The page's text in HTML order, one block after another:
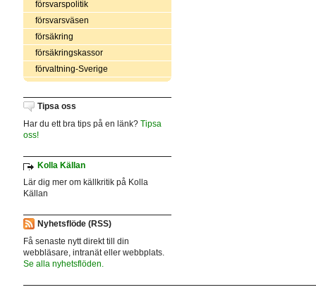
försvarspolitik
försvarsväsen
försäkring
försäkringskassor
förvaltning-Sverige
Tipsa oss
Har du ett bra tips på en länk? Tipsa
oss!
Kolla Källan
Lär dig mer om källkritik på Kolla
Källan
Nyhetsflöde (RSS)
Få senaste nytt direkt till din
webbläsare, intranät eller webbplats.
Se alla nyhetsflöden.